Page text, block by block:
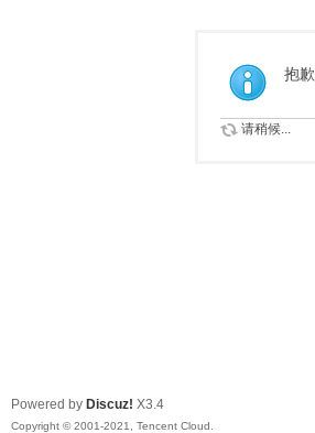
抱
请稍候...
Powered by Discuz! X3.4
Copyright © 2001-2021, Tencent Cloud.